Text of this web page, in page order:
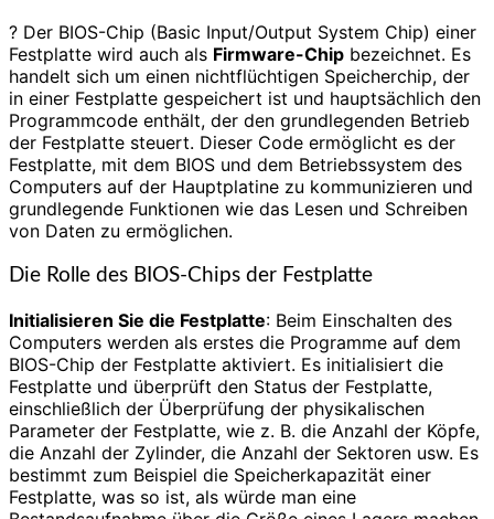
? Der BIOS-Chip (Basic Input/Output System Chip) einer
Festplatte wird auch als Firmware-Chip bezeichnet. Es
handelt sich um einen nichtflüchtigen Speicherchip, der
in einer Festplatte gespeichert ist und hauptsächlich den
Programmcode enthält, der den grundlegenden Betrieb
der Festplatte steuert. Dieser Code ermöglicht es der
Festplatte, mit dem BIOS und dem Betriebssystem des
Computers auf der Hauptplatine zu kommunizieren und
grundlegende Funktionen wie das Lesen und Schreiben
von Daten zu ermöglichen.
Die Rolle des BIOS-Chips der Festplatte
Initialisieren Sie die Festplatte: Beim Einschalten des
Computers werden als erstes die Programme auf dem
BIOS-Chip der Festplatte aktiviert. Es initialisiert die
Festplatte und überprüft den Status der Festplatte,
einschließlich der Überprüfung der physikalischen
Parameter der Festplatte, wie z. B. die Anzahl der Köpfe,
die Anzahl der Zylinder, die Anzahl der Sektoren usw. Es
bestimmt zum Beispiel die Speicherkapazität einer
Festplatte, was so ist, als würde man eine